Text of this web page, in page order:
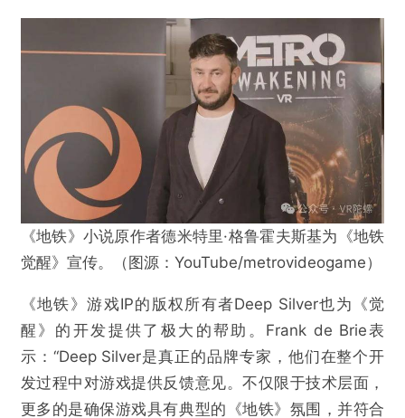
《地铁》小说原作者德米特里·格鲁霍夫斯基为《地铁
觉醒》宣传。（图源：YouTube/metrovideogame）
《地铁》游戏IP的版权所有者Deep Silver也为《觉
醒》的开发提供了极大的帮助。Frank de Brie表
示：“Deep Silver是真正的品牌专家，他们在整个开
发过程中对游戏提供反馈意见。不仅限于技术层面，
更多的是确保游戏具有典型的《地铁》氛围，并符合